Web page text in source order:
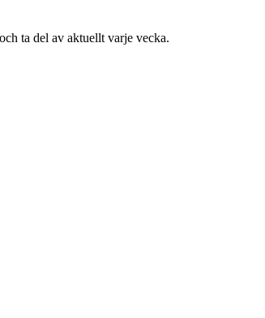
ta del av aktuellt varje vecka.